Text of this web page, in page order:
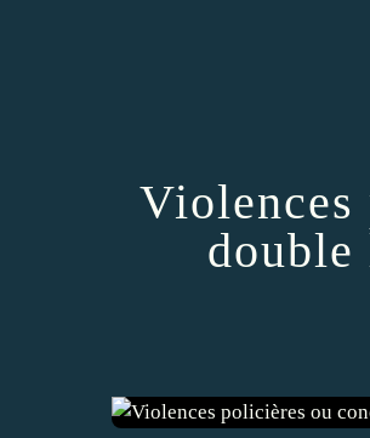
Violences
double